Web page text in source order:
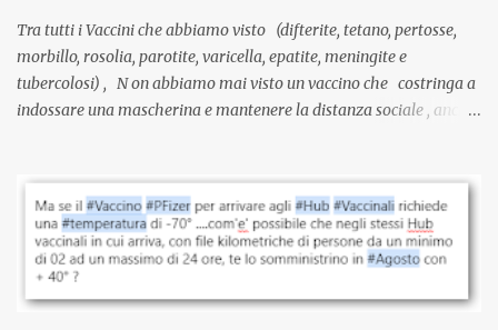
Tra tutti i Vaccini che abbiamo visto (difterite, tetano, pertosse,
morbillo, rosolia, parotite, varicella, epatite, meningite e
tubercolosi) , N on abbiamo mai visto un vaccino che costringa a
indossare una mascherina e mantenere la distanza sociale , anche
vaccinazione. Non avevamo mai sentito parlare di ricompense,
sconti, incentivi per vaccinarsi. Non avevamo mai visto
discriminazioni per coloro che non l’hanno fatto. Se non sei stato
vaccinato, nessuno aveva prima cercato di farti sentire una
persona cattiva. Non avevamo mai visto un vaccino che minacci le